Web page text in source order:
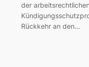
der
Rückkehr an den…